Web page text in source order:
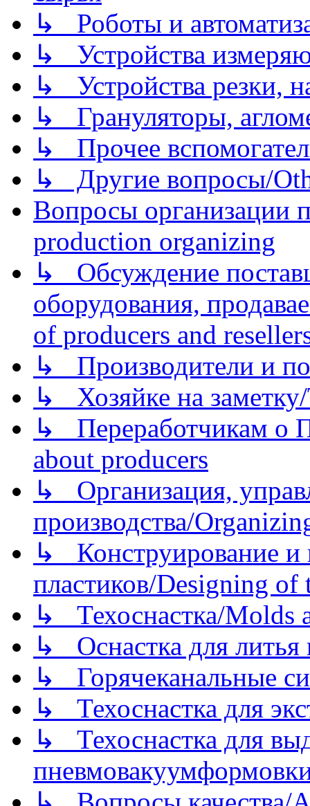
↳ Роботы и
↳ Устройства
↳ Устройства резки,
↳ Грануляторы,
↳ Прочее
↳ Другие вопросы/
Вопросы организации
production organizing
↳ Обсуждение
оборудования,
of producers and
↳ Производители и
↳ Хозяйке на
↳ Переработчикам о
about producers
↳ Организация,
производства/
↳ Конструирование и
пластиков/Designing of
↳ Техоснастка/Molds
↳ Оснастка для литья
↳ Горячеканальные
↳ Техоснастка для
↳ Техоснастка для